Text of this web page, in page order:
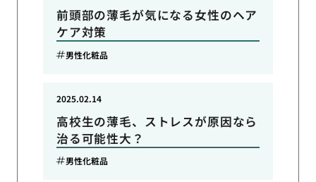
前頭部の薄毛が気になる女性のヘア
ケア対策
男性化粧品
高校生の薄毛、ストレスが原因なら
治る可能性大？
2025.02.14
男性化粧品